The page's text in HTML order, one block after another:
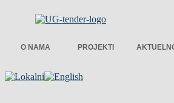
O NAMA PROJEKTI